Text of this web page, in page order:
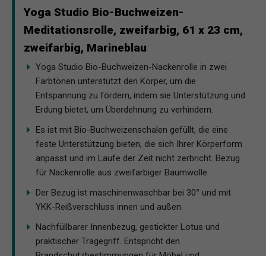
Yoga Studio Bio-Buchweizen-
Meditationsrolle, zweifarbig, 61 x 23 cm,
zweifarbig, Marineblau
Yoga Studio Bio-Buchweizen-Nackenrolle in zwei
Farbtönen unterstützt den Körper, um die
Entspannung zu fördern, indem sie Unterstützung und
Erdung bietet, um Überdehnung zu verhindern.
Es ist mit Bio-Buchweizenschalen gefüllt, die eine
feste Unterstützung bieten, die sich Ihrer Körperform
anpasst und im Laufe der Zeit nicht zerbricht. Bezug
für Nackenrolle aus zweifarbiger Baumwolle.
Der Bezug ist maschinenwaschbar bei 30° und mit
YKK-Reißverschluss innen und außen.
Nachfüllbarer Innenbezug, gestickter Lotus und
praktischer Tragegriff. Entspricht den